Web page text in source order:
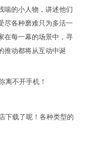
喘的小人物，讲述他们
尽各种磨难只为多活一
在每一幕的场景中，寻
推动都将从互动中诞
下载了呢！各种类型的